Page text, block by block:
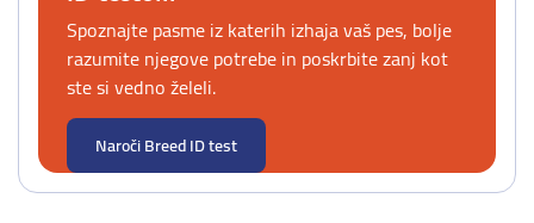
Spoznajte pasme iz katerih izhaja vaš pes, bolje
razumite njegove potrebe in poskrbite zanj kot
ste si vedno želeli.
Naroči Breed ID test